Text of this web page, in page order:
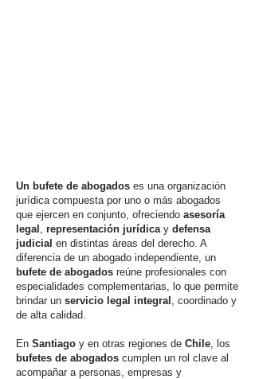
Un bufete de abogados es una organización
jurídica compuesta por uno o más abogados
que ejercen en conjunto, ofreciendo asesoría
legal , representación jurídicay defensa
judicial en distintas áreas del derecho. A
diferencia de un abogado independiente, un
bufete de abogados reúne profesionales con
especialidades complementarias, lo que permite
brindar un servicio legal integral , coordinado y
de alta calidad.
En Santiago y en otras regiones de Chile, los
bufetes de abogados cumplen un rol clave al
acompañar a personas, empresas y